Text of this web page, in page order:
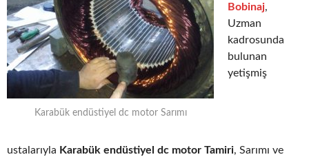
Karabük endüstiyel dc motor Sarımı
Bobinaj,
Uzman
kadrosunda
bulunan
yetişmiş
ustalarıyla Karabük endüstiyel dc motor Tamiri, Sarımı ve